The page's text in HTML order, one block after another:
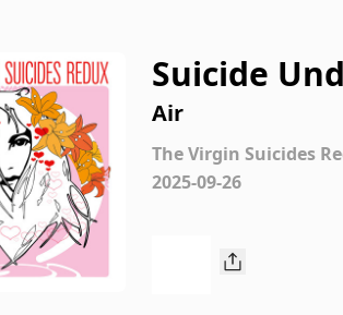
Suicide
Air
The Virgin Suicides
2025-09-26